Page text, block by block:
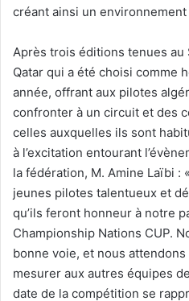
créant ainsi un
Après trois éditions tenues au
Qatar qui a été choisi comme
année, offrant aux pilotes
confronter à un circuit et des
celles auxquelles ils sont
à l’excitation entourant
la fédération, M. Amine Laïbi :
jeunes pilotes talentueux et
qu’ils feront honneur à notre
Championship Nations CUP.
bonne voie, et nous
mesurer aux autres équipes
date de la compétition se